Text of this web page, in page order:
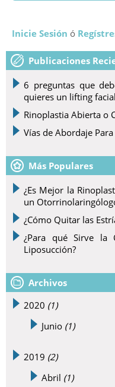
Inicie Sesión ó
Publicaciones
6 preguntas que
quieres un lifting facial
Rinoplastia Abierta o
Vías de Abordaje
Más Populares
¿Es Mejor la
un
¿Cómo Quitar las
¿Para qué Sirve la
Liposucción?
Archivos
2020 (1)
Junio (1)
2019 (2)
Abril (1)